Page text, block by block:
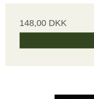
148,00 DKK